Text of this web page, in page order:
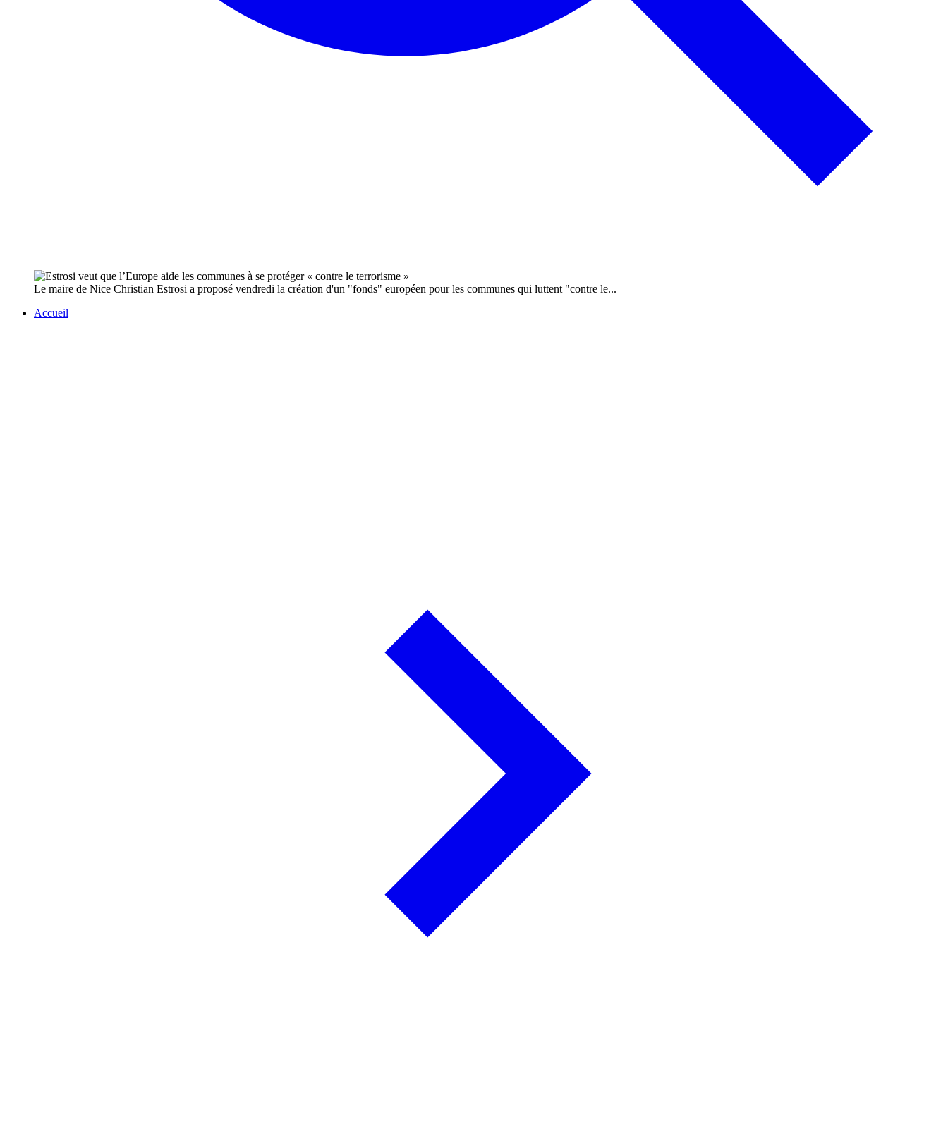
Le maire de Nice Christian Estrosi a proposé vendredi la création d'un "fonds" européen pour les communes qui luttent "contre le...
Accueil